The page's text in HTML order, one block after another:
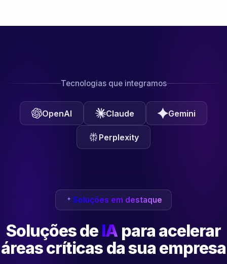
Tecnologias que integramos
OpenAI Claude Gemini
Perplexity
Soluções em destaque
Soluções de IA para acelerar
áreas críticas da sua empresa